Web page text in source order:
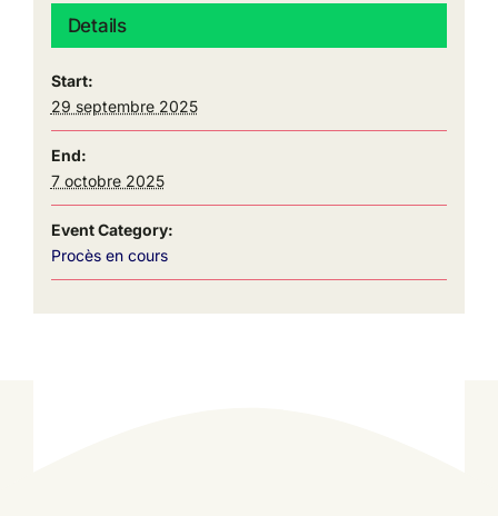
Details
Start:
29 septembre 2025
End:
7 octobre 2025
Event Category:
Procès en cours